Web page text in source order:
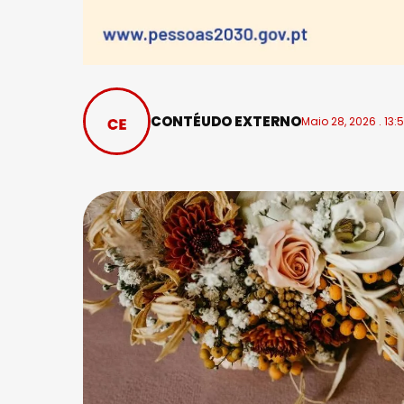
CONTÉUDO EXTERNOMaio 28, 2026 .